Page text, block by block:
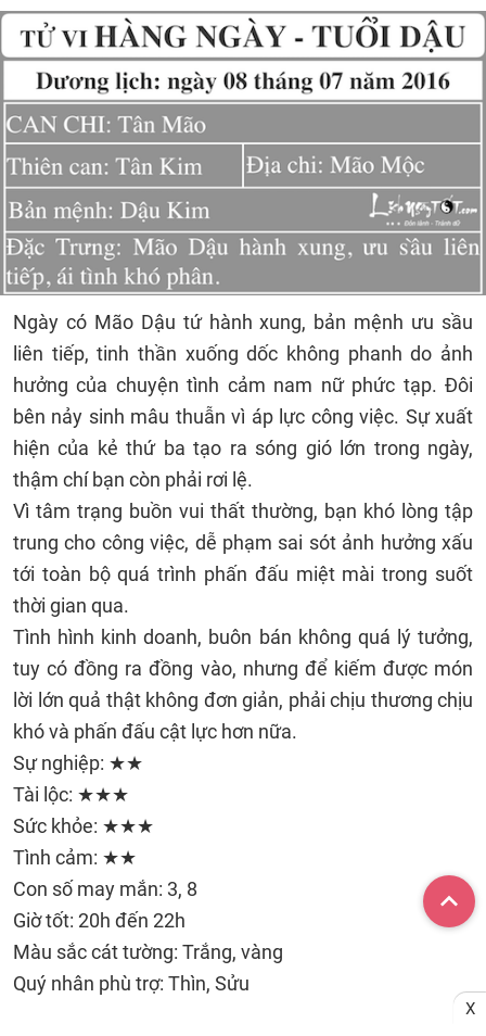
Ngày có Mão Dậu tứ hành xung, bản mệnh ưu sầu
liên tiếp, tinh thần xuống dốc không phanh do ảnh
hưởng của chuyện tình cảm nam nữ phức tạp. Đôi
bên nảy sinh mâu thuẫn vì áp lực công việc. Sự xuất
hiện của kẻ thứ ba tạo ra sóng gió lớn trong ngày,
thậm chí bạn còn phải rơi lệ.
Vì tâm trạng buồn vui thất thường, bạn khó lòng tập
trung cho công việc, dễ phạm sai sót ảnh hưởng xấu
tới toàn bộ quá trình phấn đấu miệt mài trong suốt
thời gian qua.
Tình hình kinh doanh, buôn bán không quá lý tưởng,
tuy có đồng ra đồng vào, nhưng để kiếm được món
lời lớn quả thật không đơn giản, phải chịu thương chịu
khó và phấn đấu cật lực hơn nữa.
Sự nghiệp: ★★
Tài lộc: ★★★
Sức khỏe: ★★★
Tình cảm: ★★
Con số may mắn: 3, 8
Giờ tốt: 20h đến 22h
Màu sắc cát tường: Trắng, vàng
Quý nhân phù trợ: Thìn, Sửu
X